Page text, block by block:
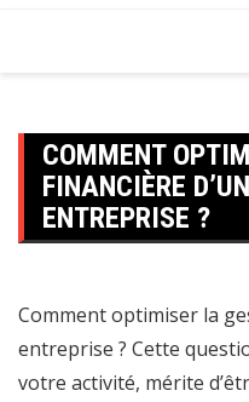
COMMENT
FINANCIÈRE
ENTREPRISE ?
Comment optimiser la
entreprise ? Cette
votre activité, mérite